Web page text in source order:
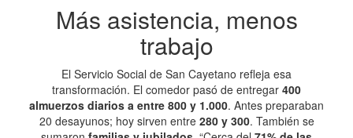
Más asistencia, menos
trabajo
El Servicio Social de San Cayetano refleja esa
transformación. El comedor pasó de entregar 400
almuerzos diarios a entre 800 y 1.000. Antes preparaban
20 desayunos; hoy sirven entre 280 y 300. También se